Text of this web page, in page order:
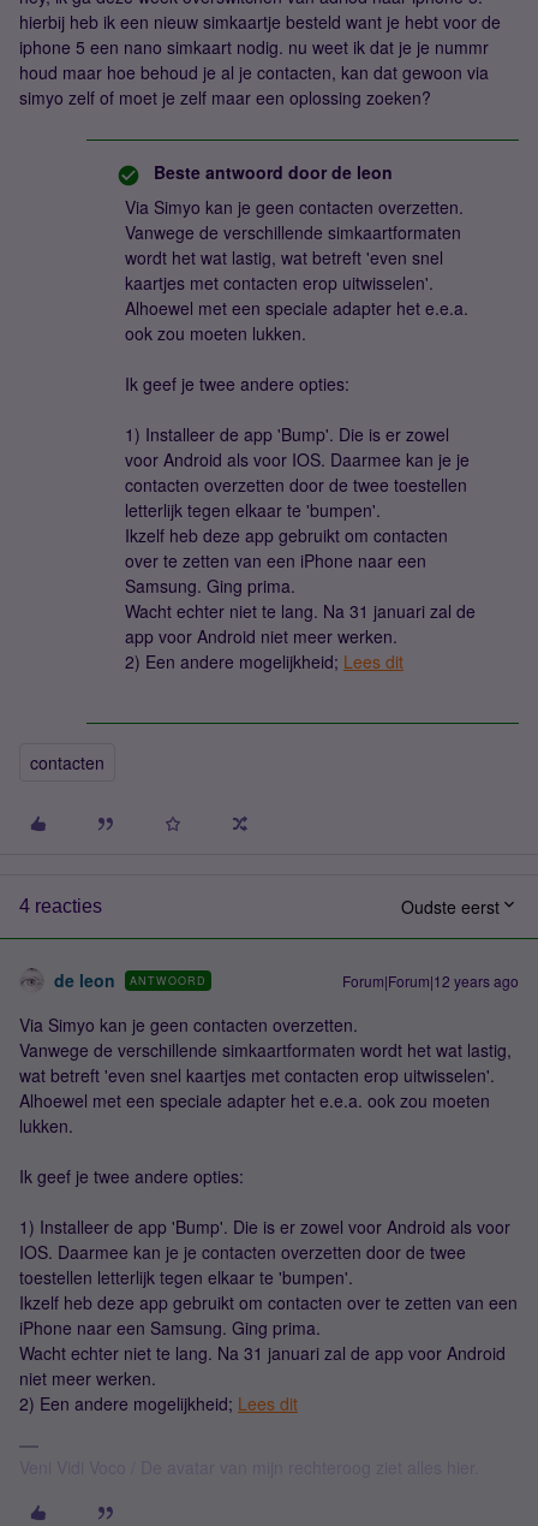
hierbij heb ik een nieuw simkaartje besteld want je hebt voor de
iphone 5 een nano simkaart nodig. nu weet ik dat je je nummr
houd maar hoe behoud je al je contacten, kan dat gewoon via
simyo zelf of moet je zelf maar een oplossing zoeken?
Beste antwoord door de leon
Via Simyo kan je geen contacten overzetten.
Vanwege de verschillende simkaartformaten
wordt het wat lastig, wat betreft 'even snel
kaartjes met contacten erop uitwisselen'.
Alhoewel met een speciale adapter het e.e.a.
ook zou moeten lukken.
Ik geef je twee andere opties:
1) Installeer de app 'Bump'. Die is er zowel
voor Android als voor IOS. Daarmee kan je je
contacten overzetten door de twee toestellen
letterlijk tegen elkaar te 'bumpen'.
Ikzelf heb deze app gebruikt om contacten
over te zetten van een iPhone naar een
Samsung. Ging prima.
Wacht echter niet te lang. Na 31 januari zal de
app voor Android niet meer werken.
2) Een andere mogelijkheid; Lees dit
contacten
4 reacties Oudste eerst
de leon ANTWOORD Forum|Forum|12 years ago
Via Simyo kan je geen contacten overzetten.
Vanwege de verschillende simkaartformaten wordt het wat lastig,
wat betreft 'even snel kaartjes met contacten erop uitwisselen'.
Alhoewel met een speciale adapter het e.e.a. ook zou moeten
lukken.
Ik geef je twee andere opties:
1) Installeer de app 'Bump'. Die is er zowel voor Android als voor
IOS. Daarmee kan je je contacten overzetten door de twee
toestellen letterlijk tegen elkaar te 'bumpen'.
Ikzelf heb deze app gebruikt om contacten over te zetten van een
iPhone naar een Samsung. Ging prima.
Wacht echter niet te lang. Na 31 januari zal de app voor Android
niet meer werken.
2) Een andere mogelijkheid; Lees dit